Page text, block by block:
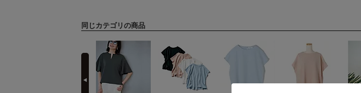
同じカテゴリの商品
prev